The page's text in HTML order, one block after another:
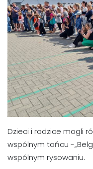
Dzieci i rodzice mogli
wspólnym tańcu -
wspólnym rysowaniu.